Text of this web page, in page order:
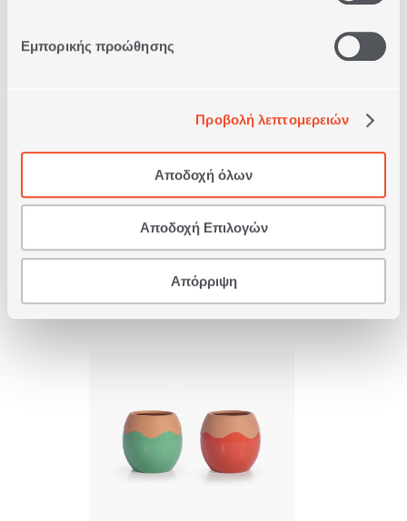
Εμπορικής προώθησης
Προβολή λεπτομερειών
Αποδοχή όλων
Αποδοχή Επιλογών
Απόρριψη
17,60€
ΑΓΟΡΑ